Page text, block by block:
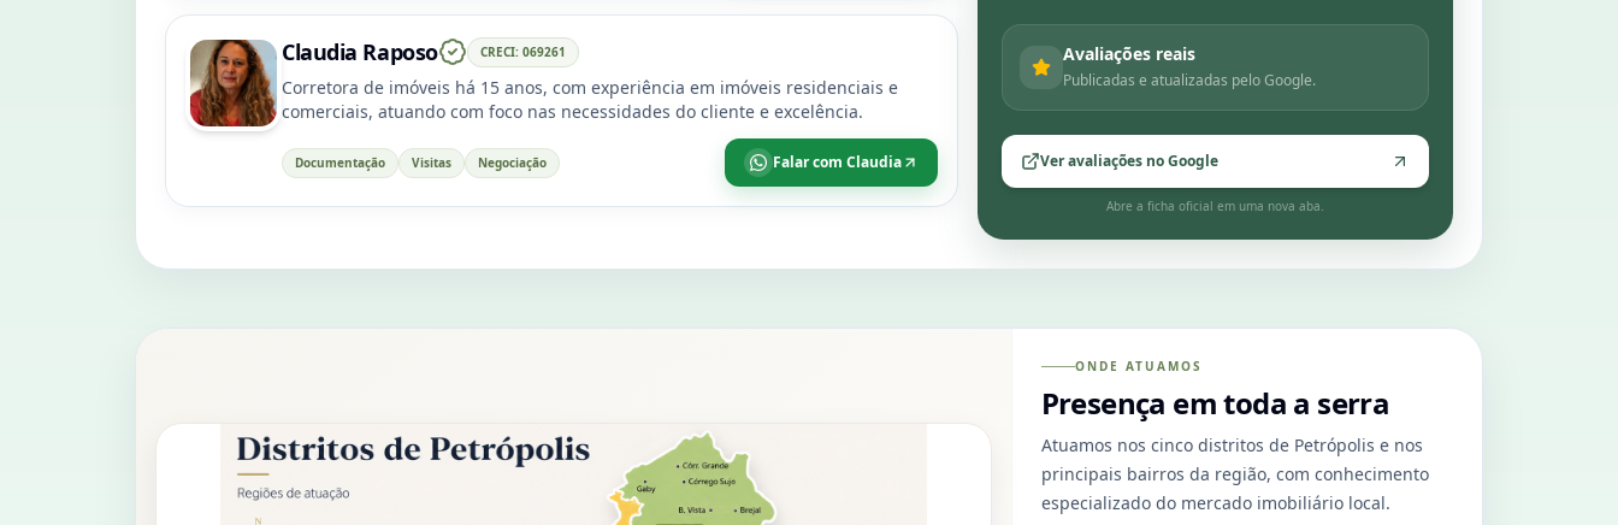
Claudia Raposo CRECI: 069261
Corretora de imóveis há 15 anos, com experiência em imóveis residenciais e
comerciais, atuando com foco nas necessidades do cliente e excelência.
Documentação Visitas Negociação Falar com Claudia
Avaliações reais
Publicadas e atualizadas pelo Google.
Ver avaliações no Google
Abre a ficha oficial em uma nova aba.
ONDE ATUAMOS
Presença em toda a serra
Atuamos nos cinco distritos de Petrópolis e nos
principais bairros da região, com conhecimento
especializado do mercado imobiliário local.